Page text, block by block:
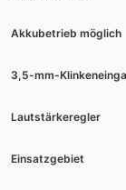
Akkubetrieb möglich
3,5-mm-
Lautstärkeregler
Einsatzgebiet